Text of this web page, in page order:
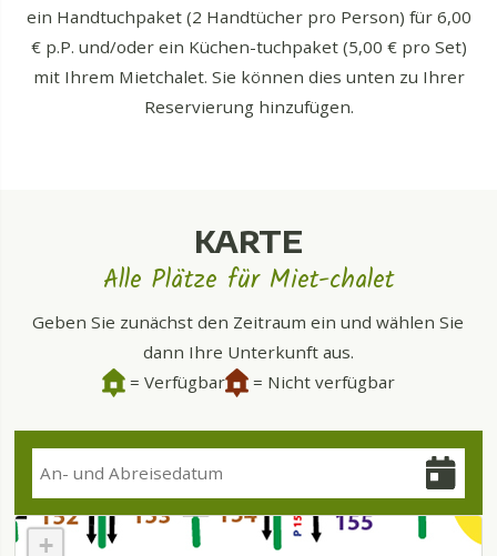
ein Handtuchpaket (2 Handtücher pro Person) für 6,00
€ p.P. und/oder ein Küchen-tuchpaket (5,00 € pro Set)
mit Ihrem Mietchalet. Sie können dies unten zu Ihrer
Reservierung hinzufügen.
KARTE
Alle Plätze für Miet-chalet
Geben Sie zunächst den Zeitraum ein und wählen Sie
dann Ihre Unterkunft aus.
= Verfügbar
= Nicht verfügbar
+